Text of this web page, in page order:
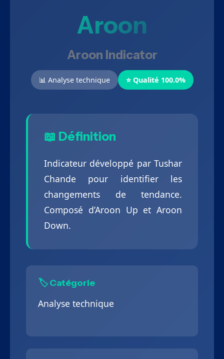
Aroon
Aroon Indicator
📊 Analyse technique ⭐ Qualité 100.0%
📖 Définition
Indicateur développé par Tushar
Chande pour identifier les
changements de tendance.
Composé d’Aroon Up et Aroon
Down.
🏷️ Catégorie
Analyse technique